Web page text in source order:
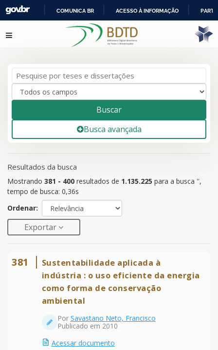
IR
PARA
COMUNICA BR ACESSO À INFORMAÇÃO
Mostrando resultados de1.135.225 para a busca ''
Pular para o conteúdo
Buscar
Busca avançada
Resultados da busca
Mostrando 381 - 400 resultados de 1.135.225 para a busca '',
tempo de busca: 0,36s
Ordenar:
Exportar
381
Sustentabilidade aplicada à
indústria : o uso eficiente da energia
como forma de conservação
ambiental
Por Savastano Neto, Francisco
Publicado em 2010
Acessar documento